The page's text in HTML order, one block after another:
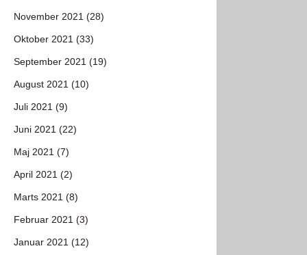
November 2021 (28)
Oktober 2021 (33)
September 2021 (19)
August 2021 (10)
Juli 2021 (9)
Juni 2021 (22)
Maj 2021 (7)
April 2021 (2)
Marts 2021 (8)
Februar 2021 (3)
Januar 2021 (12)